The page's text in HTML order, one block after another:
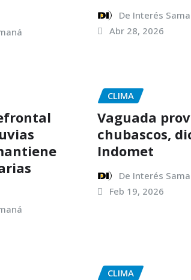
De Interés
Abr 28, 2026
CLIMA
Vaguada
chubascos,
Indomet
De Interés
Feb 19, 2026
CLIMA